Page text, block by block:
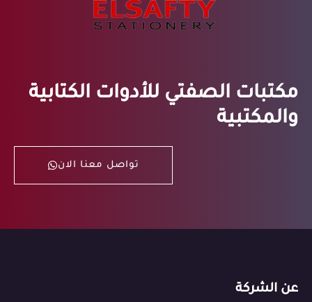
مكتبات الصفتي للأدوات الكتابية
والمكتبية
تواصل معنا الان
عن الشركة